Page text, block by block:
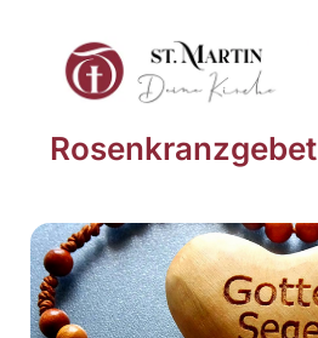
Rosenkranzgebet